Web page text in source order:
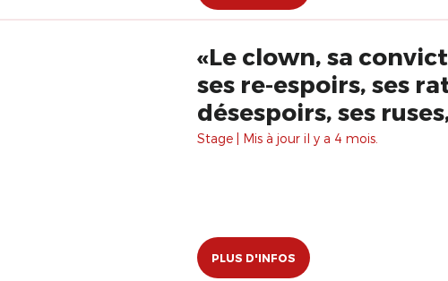
«Le clown, sa
ses re-espoirs, ses
désespoirs, ses
avec Christian Tétard
Stage | Mis à jour il y a 4 mois.
PLUS D'INFOS